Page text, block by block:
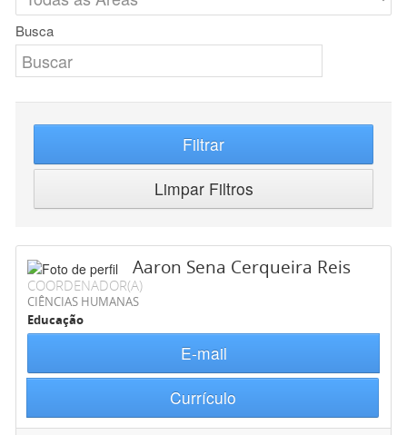
Busca
Filtrar
Limpar Filtros
Aaron Sena Cerqueira Reis
COORDENADOR(A)
CIÊNCIAS HUMANAS
Educação
E-mail
Currículo